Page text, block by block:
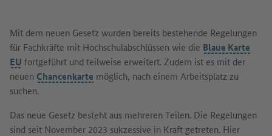
Mit dem neuen Gesetz wurden bereits bestehende Regelungen
für Fachkräfte mit Hochschulabschlüssen wie die Blaue Karte
EU fortgeführt und teilweise erweitert. Zudem ist es mit der
neuen Chancenkarte möglich, nach einem Arbeitsplatz zu
suchen.
Das neue Gesetz besteht aus mehreren Teilen. Die Regelungen
sind seit November 2023 sukzessive in Kraft getreten. Hier